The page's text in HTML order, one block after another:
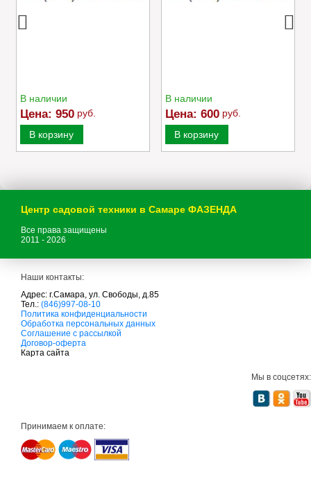
В наличии
Цена: 950 руб.
В корзину
В наличии
Цена: 600 руб.
В корзину
Центр садовой техники в Самаре ФАЗЕНДА
Все права защищены
2011 - 2026
Наши контакты:
Адрес: г.Самара, ул. Свободы, д.85
Тел.: (846)997-08-10
с
а
д
о
в
и
к
а
м
т
Политика конфиденциальности
Обработка персональных данных
Соглашение с рассылкой
Договор-оферта
Карта сайта
Мы в соцсетях:
Принимаем к оплате: